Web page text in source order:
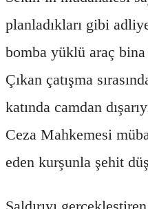
planladıkları gibi
bomba yüklü araç bina
Çıkan çatışma
katında camdan
Ceza Mahkemesi
eden kurşunla şehit